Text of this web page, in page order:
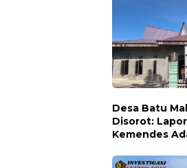
Desa Batu
Disorot:
Kemendes
Berbeda